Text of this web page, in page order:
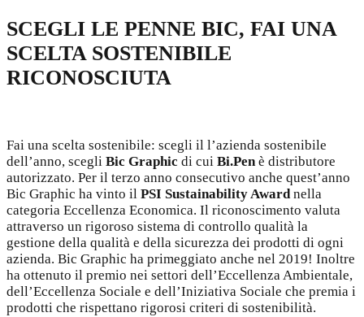
SCEGLI LE PENNE BIC, FAI UNA
SCELTA SOSTENIBILE
RICONOSCIUTA
Fai una scelta sostenibile: scegli il l’azienda sostenibile
dell’anno, scegli Bic Graphic di cui Bi.Penè distributore
autorizzato. Per il terzo anno consecutivo anche quest’anno
Bic Graphic ha vinto il PSI Sustainability Awardnella
categoria Eccellenza Economica. Il riconoscimento valuta
attraverso un rigoroso sistema di controllo qualità la
gestione della qualità e della sicurezza dei prodotti di ogni
azienda. Bic Graphic ha primeggiato anche nel 2019! Inoltre
ha ottenuto il premio nei settori dell’Eccellenza Ambientale,
dell’Eccellenza Sociale e dell’Iniziativa Sociale che premia i
prodotti che rispettano rigorosi criteri di sostenibilità.